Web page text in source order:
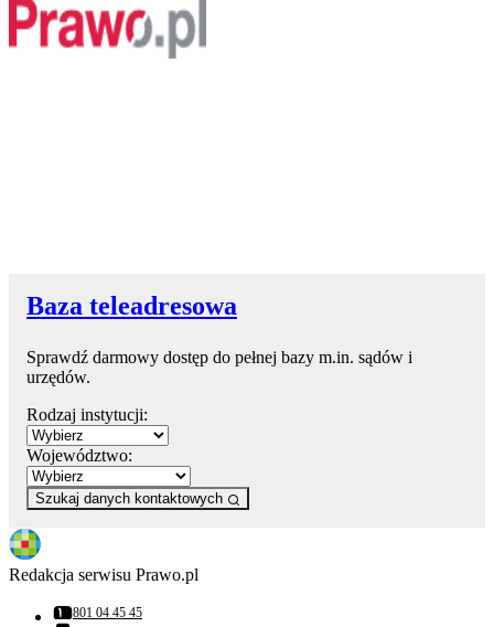
Baza teleadresowa
Sprawdź darmowy dostęp do pełnej bazy m.in. sądów i
urzędów.
Rodzaj instytucji:
Województwo:
Szukaj danych kontaktowych
Redakcja serwisu Prawo.pl
Numer telefonu:
801 04 45 45